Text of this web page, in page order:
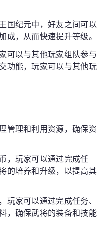
国纪元中，好友之间可以
，从而快速提升等级。
可以与其他玩家组队参与
功能，玩家可以与其他玩
管理和利用资源，确保资
，玩家可以通过完成任
的培养和升级，以提高其
家可以通过完成任务、
，确保武将的装备和技能